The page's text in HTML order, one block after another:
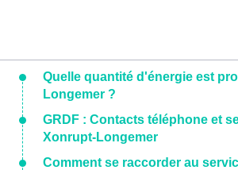
Quelle quantité d'énergie est
Longemer ?
GRDF : Contacts téléphone et
Xonrupt-Longemer
Comment se raccorder au